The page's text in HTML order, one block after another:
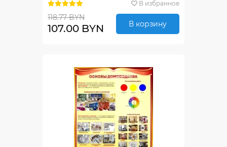
В избранное
118.77 BYN
107.00 BYN В корзину